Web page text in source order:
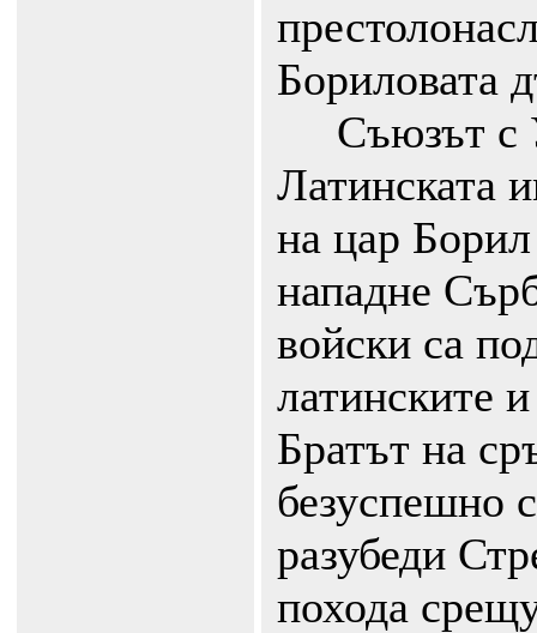
Бориловата
Съюзът с
Латинската
на цар
нападне
войски са
латинските
Братът на
безуспешно
разубеди
похода